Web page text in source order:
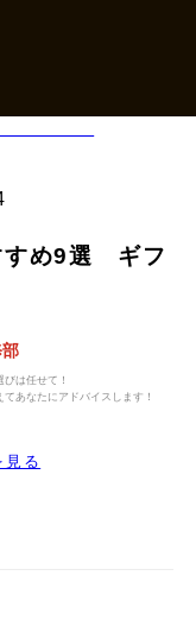
すめ9選 ギフ
は任せて！
あなたにアドバイスします！
る